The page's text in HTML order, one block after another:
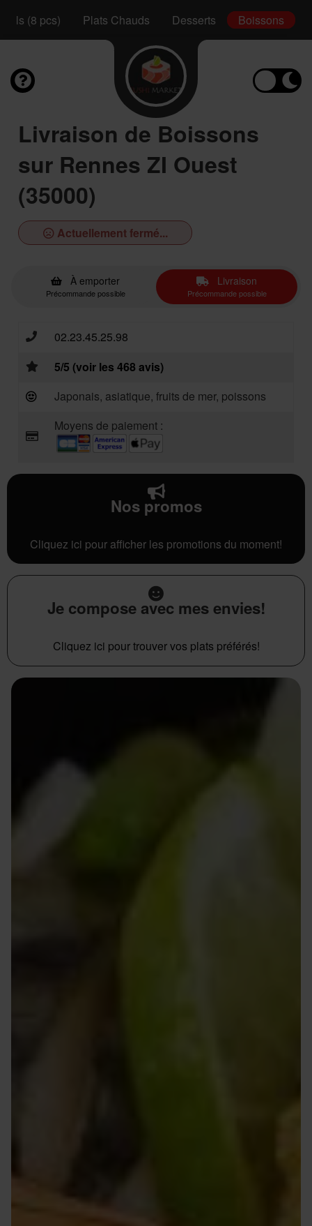
(8 pcs) Plats Chauds Desserts Boissons
Livraison de Boissons
sur Rennes ZI Ouest
(35000)
Actuellement fermé...
À emporter
Précommande possible
Livraison
Précommande possible
02.23.45.25.98
5/5 (voir les 468 avis)
Japonais, asiatique, fruits de mer, poissons
Moyens de paiement :
Nos promos
Cliquez ici pour afficher les promotions du moment!
Je compose avec mes envies!
Cliquez ici pour trouver vos plats préférés!